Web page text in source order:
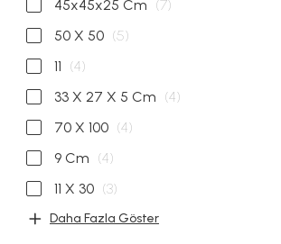
45x45x25 Cm (7)
50 X 50 (5)
11 (4)
33 X 27 X 5 Cm (4)
70 X 100 (4)
9 Cm (4)
11 X 30 (3)
Daha Fazla Göster